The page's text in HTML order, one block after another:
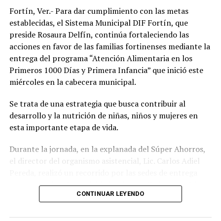
Los beneficiarios agradecieron el apoyo otorgado por el
DIF Municipal, ya que para muchas familias el costo de
unos lentes representa un gasto difícil de solventar, por
lo que este programa les permitió acceder de manera
gratuita a un instrumento indispensable para sus
actividades diarias.
Con estas acciones, el Sistema Municipal DIF de
Amatlán de los Reyes reafirmó su compromiso de
trabajar en favor de los sectores más vulnerables del
municipio, acercando programas de asistencia social que
contribuyan a mejorar la salud, la inclusión y la calidad
de vida de la población.
Fortín, Ver.- Para dar cumplimiento con las metas
establecidas, el Sistema Municipal DIF Fortín, que
preside Rosaura Delfín, continúa fortaleciendo las
acciones en favor de las familias fortinenses mediante la
entrega del programa “Atención Alimentaria en los
Primeros 1000 Días y Primera Infancia” que inició este
miércoles en la cabecera municipal.
Se trata de una estrategia que busca contribuir al
desarrollo y la nutrición de niñas, niños y mujeres en
esta importante etapa de vida.
Durante la jornada, en la explanada del Súper Ahorros,
el director del organismo asistencial, Lic. Carlos Adiel
para supervisar las actividades desarrolladas por el área
de Plan Alimentario, reconociendo el compromiso y la
CONTINUAR LEYENDO